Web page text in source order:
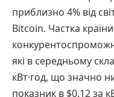
приблизно 4% від
Bitcoin. Частка
які в середньому
кВт·год, що значно
показник в $0.12 за